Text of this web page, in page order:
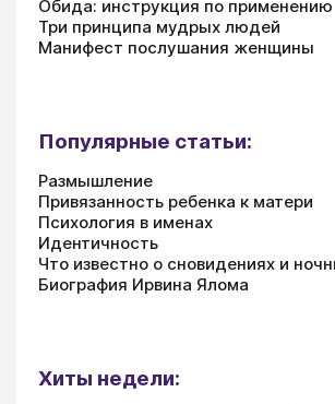
Обида: инструкция по применению
Три принципа мудрых людей
Манифест послушания женщины
Популярные статьи:
Размышление
Привязанность ребенка к матери
Психология в именах
Идентичность
Что известно о сновидениях и
Биография Ирвина Ялома
Хиты недели: